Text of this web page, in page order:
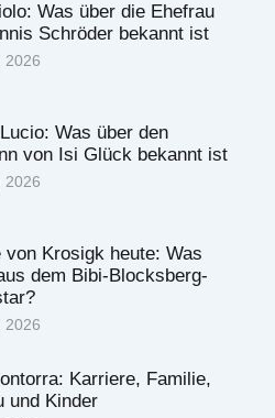
Was über die Ehefrau
Schröder bekannt ist
2026
Was über den
von Isi Glück bekannt ist
2026
von Krosigk heute: Was
dem Bibi-Blocksberg-
2026
Karriere, Familie,
und Kinder